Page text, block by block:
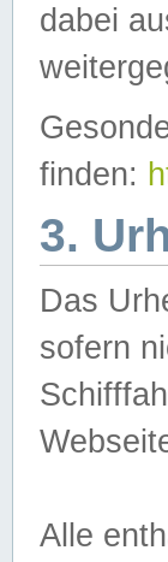
dabei
finden:
3.
Das
sofern
Alle